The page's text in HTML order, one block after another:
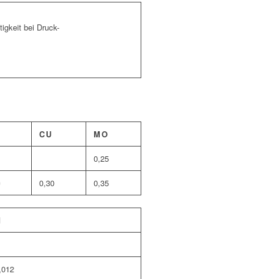
bei Druck-
CU MO
0,25
0,30 0,35